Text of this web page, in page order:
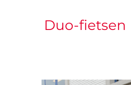
WELKOMDuo-fietsen